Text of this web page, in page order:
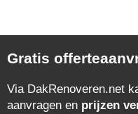
Gratis
Via DakRenoveren.net
aanvragen en prijzen